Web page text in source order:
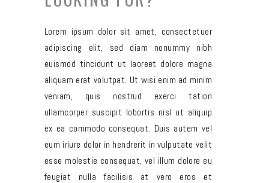
Lorem ipsum dolor sit amet, consectetuer
adipiscing elit, sed diam nonummy nibh
euismod tincidunt ut laoreet dolore magna
aliquam erat volutpat. Ut wisi enim ad minim
veniam, quis nostrud exerci tation
ullamcorper suscipit lobortis nisl ut aliquip
ex ea commodo consequat. Duis autem vel
eum iriure dolor in hendrerit in vulputate velit
esse molestie consequat, vel illum dolore eu
feugiat nulla facilisis at vero eros et